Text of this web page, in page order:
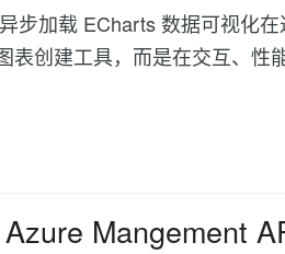
步加载 ECharts 数据可视化
表创建工具，而是在交互、
Mangement